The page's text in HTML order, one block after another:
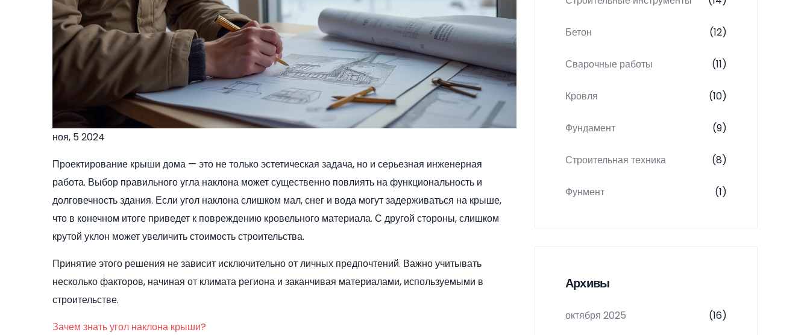
ноя, 5 2024
Проектирование крыши дома — это не только эстетическая задача, но и серьезная инженерная
работа. Выбор правильного угла наклона может существенно повлиять на функциональность и
долговечность здания. Если угол наклона слишком мал, снег и вода могут задерживаться на крыше,
что в конечном итоге приведет к повреждению кровельного материала. С другой стороны, слишком
крутой уклон может увеличить стоимость строительства.
Принятие этого решения не зависит исключительно от личных предпочтений. Важно учитывать
несколько факторов, начиная от климата региона и заканчивая материалами, используемыми в
строительстве.
Зачем знать угол наклона крыши?
Бетон (12)
Сварочные работы (11)
Кровля (10)
Фундамент (9)
Строительная техника (8)
Фунмент (1)
Архивы
октября 2025 (16)